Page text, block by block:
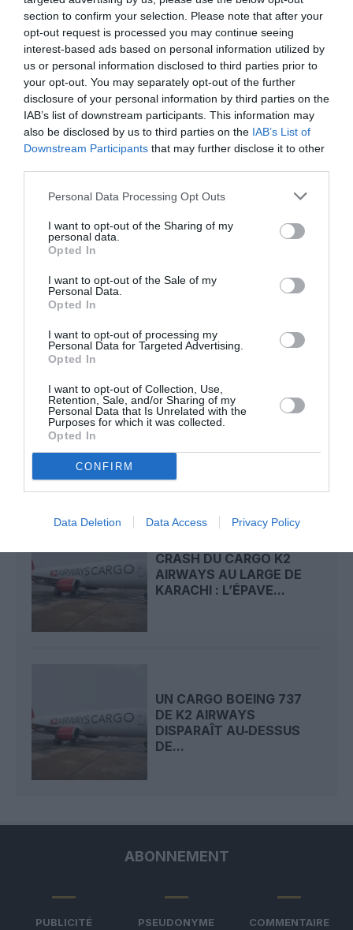
section to confirm your selection. Please note that after your
opt-out request is processed you may continue seeing
interest-based ads based on personal information utilized by
us or personal information disclosed to third parties prior to
your opt-out. You may separately opt-out of the further
disclosure of your personal information by third parties on the
IAB’s list of downstream participants. This information may
also be disclosed by us to third parties on the IAB’s List of
Downstream Participants that may further disclose it to other
Personal Data Processing Opt Outs
I want to opt-out of the Sharing of my
personal data.
Opted In
I want to opt-out of the Sale of my
Personal Data.
Opted In
I want to opt-out of processing my
Personal Data for Targeted Advertising.
Opted In
I want to opt-out of Collection, Use,
Retention, Sale, and/or Sharing of my
Personal Data that Is Unrelated with the
Purposes for which it was collected.
Opted In
CONFIRM
Data Deletion Data Access Privacy Policy
DERNIERS COMMENTAIRES
atplhkta commenté l'article :
Contrôles aux frontières entre l’Espagne et l’Italie : des
arrivées plus longues, des correspondances à risque
Pyramides, croisières et mer Rouge : l’Égypte mise sur
air france regional crash proces
LIRE AUSSI
LE DC‑4 DE LA PAN AM,
QUI A FAIT NAÎTRE LES
CRASH DU CARGO K2
AIRWAYS AU LARGE DE
KARACHI : L’ÉPAVE...
UN CARGO BOEING 737
DE K2 AIRWAYS
DISPARAÎT AU‑DESSUS
DE...
ABONNEMENT
PUBLICITÉ
PSEUDONYME
COMMENTAIRE